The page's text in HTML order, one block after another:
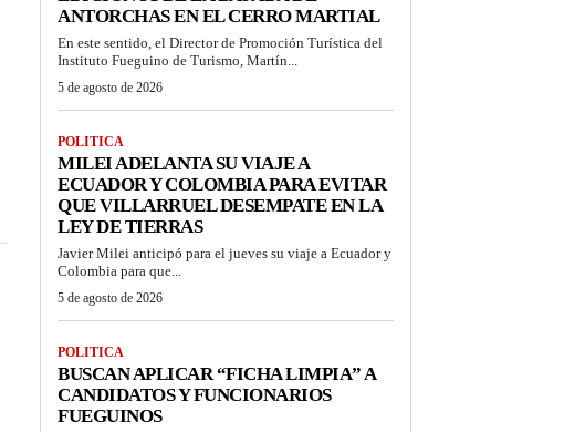
ANTORCHAS EN EL CERRO MARTIAL
En este sentido, el Director de Promoción Turística del
Instituto Fueguino de Turismo, Martín...
5 de agosto de 2026
POLITICA
MILEI ADELANTA SU VIAJE A
ECUADOR Y COLOMBIA PARA EVITAR
QUE VILLARRUEL DESEMPATE EN LA
LEY DE TIERRAS
Javier Milei anticipó para el jueves su viaje a Ecuador y
Colombia para que...
5 de agosto de 2026
POLITICA
BUSCAN APLICAR “FICHA LIMPIA” A
CANDIDATOS Y FUNCIONARIOS
FUEGUINOS